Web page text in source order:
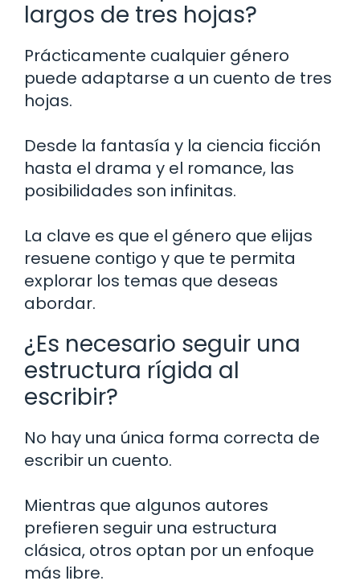
largos de tres hojas?
Prácticamente cualquier género
puede adaptarse a un cuento de tres
hojas.
Desde la fantasía y la ciencia ficción
hasta el drama y el romance, las
posibilidades son infinitas.
La clave es que el género que elijas
resuene contigo y que te permita
explorar los temas que deseas
abordar.
¿Es necesario seguir una
estructura rígida al
escribir?
No hay una única forma correcta de
escribir un cuento.
Mientras que algunos autores
prefieren seguir una estructura
clásica, otros optan por un enfoque
más libre.